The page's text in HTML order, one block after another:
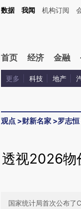
加这段话：本文由第三方
数据 我闻 机构订阅
首页 经济 金融
更多 科技 地产
观点 >财新名家 >罗志恒
透视2026物
国家统计局首次公布了